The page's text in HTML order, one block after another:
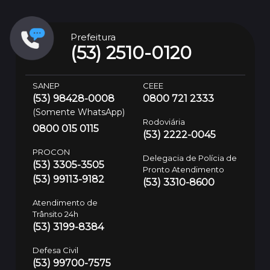
Prefeitura
(53) 2510-0120
SANEP
(53) 98428-0008
(Somente WhatsApp)
0800 015 0115
PROCON
(53) 3305-3505
(53) 99113-9182
Atendimento de
Trânsito 24h
(53) 3199-8384
Defesa Civil
(53) 99700-7575
CEEE
0800 721 2333
Rodoviária
(53) 2222-0045
Delegacia de Polícia de
Pronto Atendimento
(53) 3310-8600